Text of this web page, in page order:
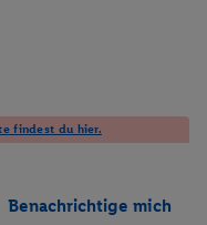
findest du hier.
Benachrichtige mich